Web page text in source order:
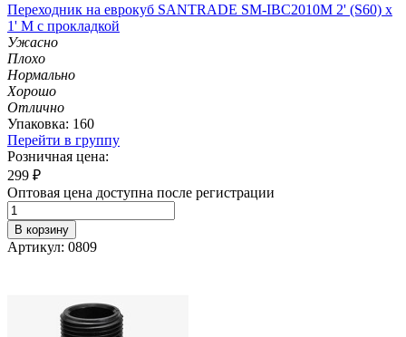
Переходник на еврокуб SANTRADE SM-IBC2010M 2' (S60) x
1' M с прокладкой
Ужасно
Плохо
Нормально
Хорошо
Отлично
Упаковка: 160
Перейти в группу
Розничная цена:
299 ₽
Оптовая цена доступна после регистрации
В корзину
Артикул: 0809